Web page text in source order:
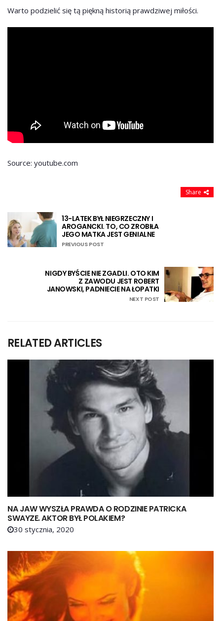
Warto podzielić się tą piękną historią prawdziwej miłości.
Source: youtube.com
Share
13-LATEK BYŁ NIEGRZECZNY I
AROGANCKI. TO, CO ZROBIŁA
JEGO MATKA JEST GENIALNE
PREVIOUS POST
NIGDY BYŚCIE NIE ZGADLI. OTO KIM
Z ZAWODU JEST ROBERT
JANOWSKI, PADNIECIE NA ŁOPATKI
NEXT POST
RELATED ARTICLES
NA JAW WYSZŁA PRAWDA O RODZINIE PATRICKA
SWAYZE. AKTOR BYŁ POLAKIEM?
30 stycznia, 2020